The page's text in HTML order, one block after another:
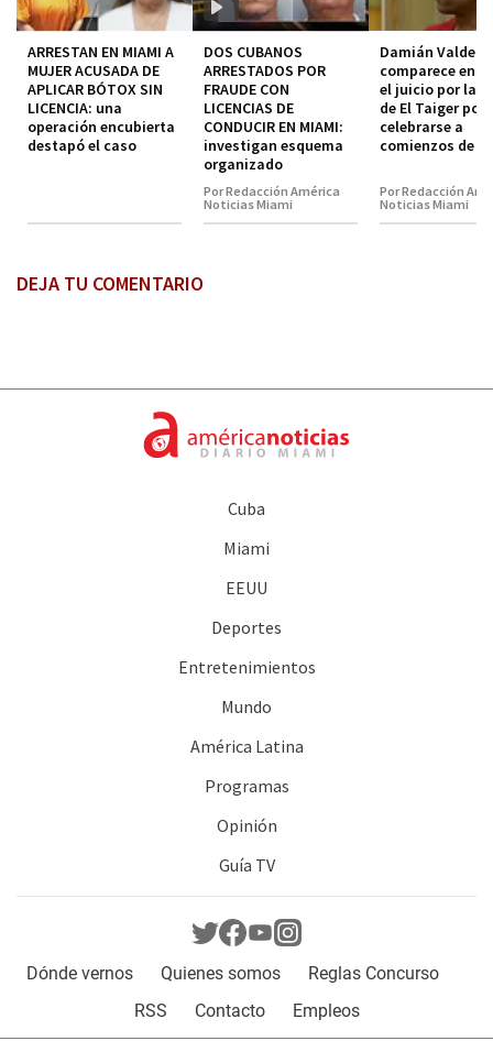
ARRESTAN EN MIAMI A
MUJER ACUSADA DE
APLICAR BÓTOX SIN
LICENCIA: una
operación encubierta
destapó el caso
DOS CUBANOS
ARRESTADOS POR
FRAUDE CON
LICENCIAS DE
CONDUCIR EN MIAMI:
investigan esquema
organizado
Por Redacción América
Noticias Miami
Damián Valdez
comparece en
el juicio por la
de El Taiger
celebrarse a
comienzos de
Por Redacción
Noticias Miami
DEJA TU COMENTARIO
Cuba
Miami
EEUU
Deportes
Entretenimientos
Mundo
América Latina
Programas
Opinión
Guía TV
Dónde vernos Quienes somos
Reglas Concurso
RSS
Contacto Empleos